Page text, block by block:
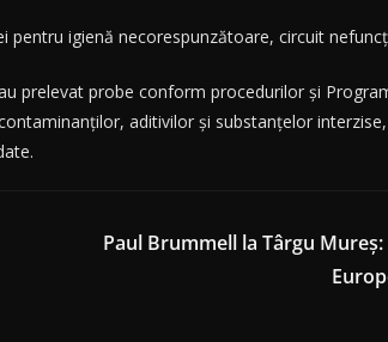
igienă necorespunzătoare, circuit
prelevat probe conform procedurilor și
aditivilor și substanțelor
Paul Brummell la Târgu